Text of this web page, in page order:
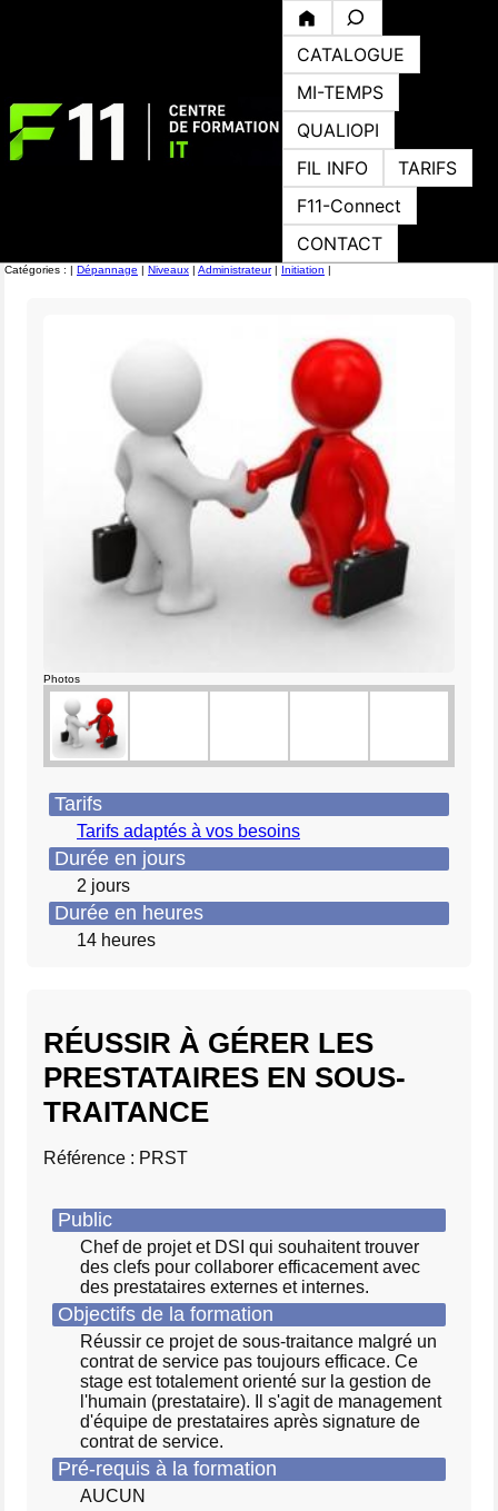
CATALOGUE
MI-TEMPS
QUALIOPI
FIL INFO
TARIFS
F11-Connect
CONTACT
Catégories : | Dépannage | Niveaux | Administrateur| Initiation |
Photos
Tarifs
Tarifs adaptés à vos besoins
Durée en jours
2 jours
Durée en heures
14 heures
RÉUSSIR À GÉRER LES
PRESTATAIRES EN SOUS-
TRAITANCE
Référence : PRST
Public
Chef de projet et DSI qui souhaitent trouver
des clefs pour collaborer efficacement avec
des prestataires externes et internes.
Objectifs de la formation
Réussir ce projet de sous-traitance malgré un
contrat de service pas toujours efficace. Ce
stage est totalement orienté sur la gestion de
l'humain (prestataire). Il s'agit de management
d'équipe de prestataires après signature de
contrat de service.
Pré-requis à la formation
AUCUN